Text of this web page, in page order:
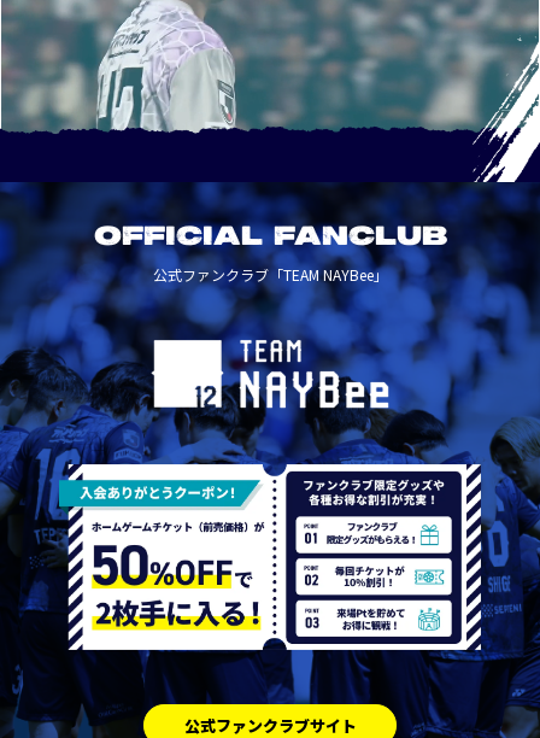
OFFICIAL FANCLUB
公式ファンクラブ「TEAM NAYBee」
公式ファンクラブサイト